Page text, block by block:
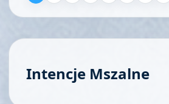
Intencje Mszalne